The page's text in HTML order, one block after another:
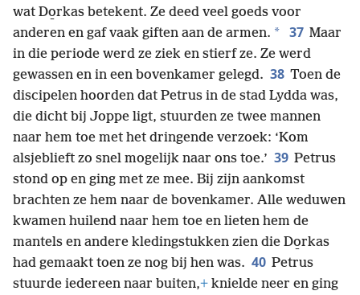
wat Do̱rkas betekent. Ze deed veel goeds voor
anderen en gaf vaak giften aan de armen. * 37 Maar
in die periode werd ze ziek en stierf ze. Ze werd
gewassen en in een bovenkamer gelegd. 38 Toen de
discipelen hoorden dat Petrus in de stad Lydda was,
die dicht bij Joppe ligt, stuurden ze twee mannen
naar hem toe met het dringende verzoek: ‘Kom
alsjeblieft zo snel mogelijk naar ons toe.’ 39 Petrus
stond op en ging met ze mee. Bij zijn aankomst
brachten ze hem naar de bovenkamer. Alle weduwen
kwamen huilend naar hem toe en lieten hem de
mantels en andere kledingstukken zien die Do̱rkas
had gemaakt toen ze nog bij hen was. 40 Petrus
stuurde iedereen naar buiten,+ knielde neer en ging